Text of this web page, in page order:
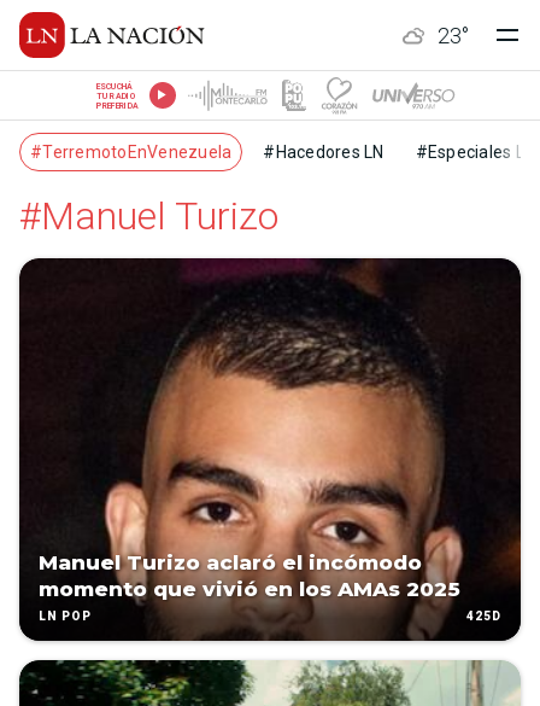
23°
ESCUCHÁ
TU RADIO
PREFERIDA
#TerremotoEnVenezuela #Hacedores LN #Especiales LN
#Manuel Turizo
Manuel Turizo aclaró el incómodo
momento que vivió en los AMAs 2025
LN POP 425D